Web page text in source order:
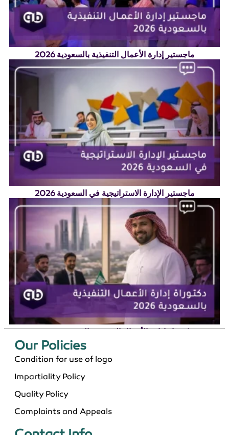
ماجستير إدارة الأعمال التنفيذية بالسعودية 2026
ماجستير الإدارة الاستراتيجية في السعودية 2026
دكتوراة إدارة الأعمال التنفيذية بالسعودية 2026
Our Policies​
Condition for use of logo
Impartiality Policy
Quality Policy
Complaints and Appeals